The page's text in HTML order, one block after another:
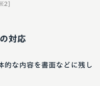
対応
的な内容を書面などに残し